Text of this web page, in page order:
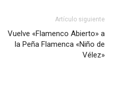
Artículo siguiente
Vuelve «Flamenco Abierto» a
la Peña Flamenca «Niño de
Vélez»